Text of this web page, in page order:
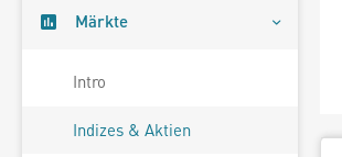
Märkte
Intro
Indizes & Aktien